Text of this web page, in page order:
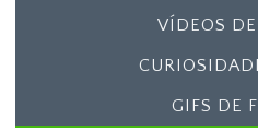
VÍDEOS
GIFS DE